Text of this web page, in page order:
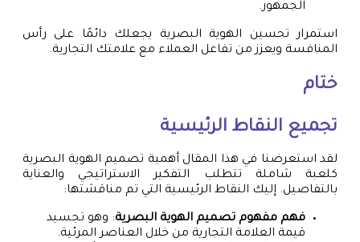
الجمهور.
استمرار تحسين الهوية البصرية يجعلك دائمًا على رأس
المنافسة ويعزز من تفاعل العملاء مع علامتك التجارية.
ختام
تجميع النقاط الرئيسية
لقد استعرضنا في هذا المقال أهمية تصميم الهوية البصرية
كلعبة شاملة تتطلب التفكير الاستراتيجي والعناية
بالتفاصيل. إليك النقاط الرئيسية التي تم مناقشتها:
فهم مفهوم تصميم الهوية البصرية: وهو تجسيد
قيمة العلامة التجارية من خلال العناصر المرئية.